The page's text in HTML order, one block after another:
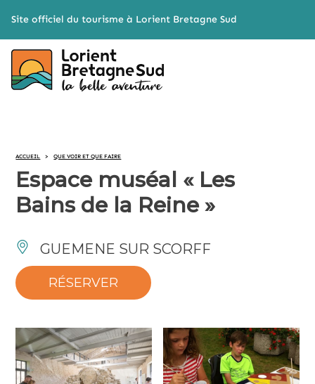
Site officiel du tourisme à Lorient Bretagne Sud
ACCUEIL > QUE VOIR ET QUE FAIRE
Espace muséal « Les
Bains de la Reine »
GUEMENE SUR SCORFF
RÉSERVER